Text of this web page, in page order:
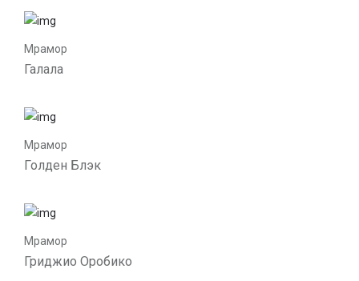
Мрамор
Галала
Мрамор
Голден Блэк
Мрамор
Гриджио Оробико